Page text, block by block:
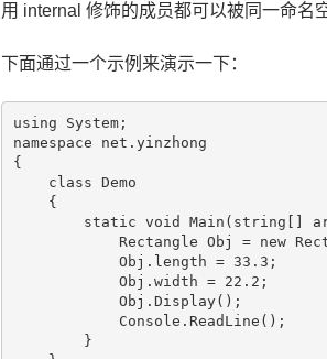
用 internal 修饰的成员都可以被同一命名
下面通过一个示例来演示一下：
using System;
namespace net.yinzhong
{
    class Demo
    {
static void Main(string[]
Rectangle Obj = new
            Obj.length = 33.3;
            Obj.width = 22.2;
            Obj.Display();
            Console.ReadLine();
        }